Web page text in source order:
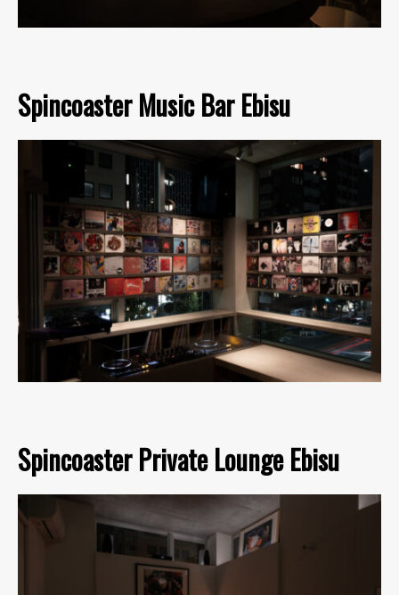
Spincoaster Music Bar Ebisu
Spincoaster Private Lounge Ebisu